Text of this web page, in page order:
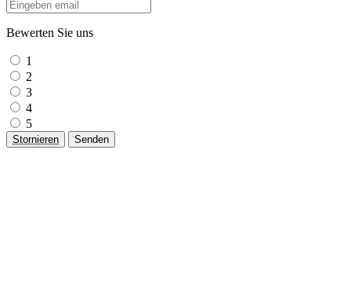
Bewerten Sie uns
1
2
3
4
5
Stornieren Senden